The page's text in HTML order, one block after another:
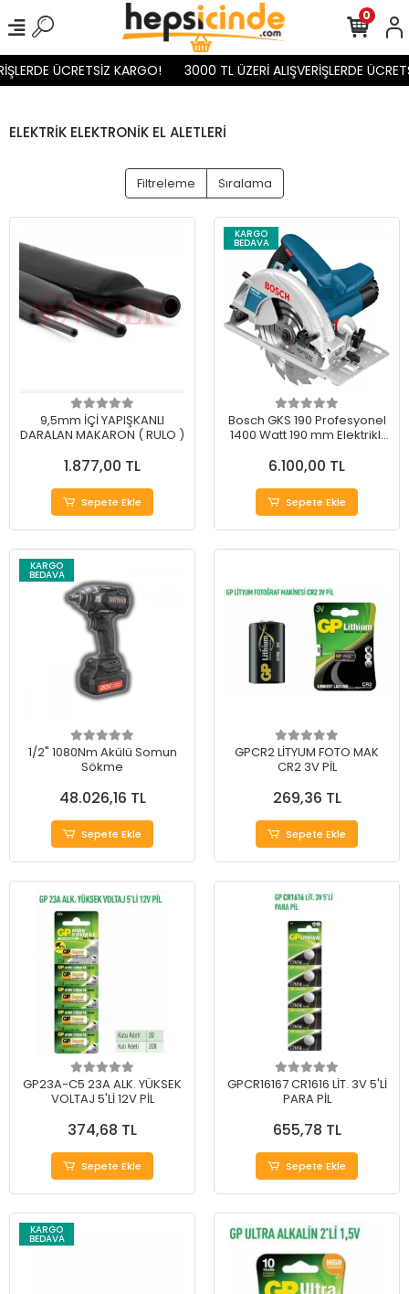
ÜCRETSİZ KARGO! 3000 TL ÜZERİ ALIŞVERİŞLERDE
0
ELEKTRİK ELEKTRONİK EL ALETLERİ
Filtreleme Sıralama
9,5mm İÇİ YAPIŞKANLI
DARALAN MAKARON ( RULO )
1.877,00 TL
Sepete Ekle
KARGO
BEDAVA
Bosch GKS 190 Profesyonel
1400 Watt 190 mm Elektrikli
6.100,00 TL
Sepete Ekle
KARGO
BEDAVA
1/2" 1080Nm Akülü Somun
Sökme
48.026,16 TL
Sepete Ekle
GPCR2 LİTYUM FOTO MAK
CR2 3V PİL
269,36 TL
Sepete Ekle
GP23A-C5 23A ALK. YÜKSEK
VOLTAJ 5'Lİ 12V PİL
374,68 TL
Sepete Ekle
GPCR16167 CR1616 LİT. 3V 5'Lİ
PARA PİL
655,78 TL
Sepete Ekle
KARGO
BEDAVA